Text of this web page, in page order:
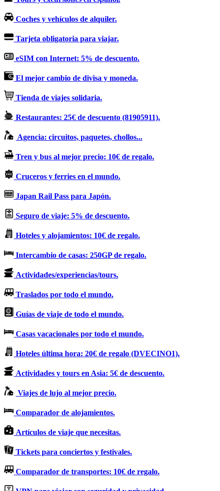
Coches y vehículos de alquiler.
Tarjeta obligatoria para viajar.
eSIM con Internet: 5% de descuento.
El mejor cambio de divisa y moneda.
Tienda de viajes solidaria.
Restaurantes: 25€ de descuento (81905911).
Agencia: circuitos, paquetes, chollos...
Tren y bus al mejor precio: 10€ de regalo.
Cruceros y ferries en el mundo.
Japan Rail Pass para Japón.
Seguro de viaje: 5% de descuento.
Hoteles y alojamientos: 10€ de regalo.
Intercambio de casas: 250GP de regalo.
Actividades/experiencias/tours.
Traslados por todo el mundo.
Guías de viaje de todo el mundo.
Casas vacacionales por todo el mundo.
Hoteles última hora: 20€ de regalo (DVECINO1).
Actividades y tours en Asia: 5€ de descuento.
Viajes de lujo al mejor precio.
Comparador de alojamientos.
Artículos de viaje que necesitas.
Tickets para conciertos y festivales.
Comparador de transportes: 10€ de regalo.